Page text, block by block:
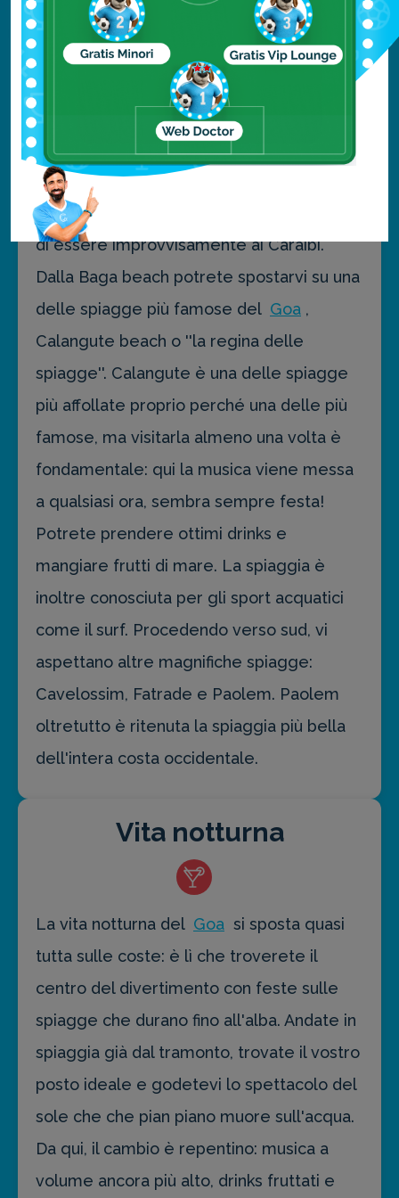
che lo ha reso famoso, ovvero sabbia
bianca e finissima, natura rigogliosa, mare
caldo e yoga. Iniziate il vostro tour da
Colva beach, un paradiso incontaminato
per poi spostarvi su Baga beach la quale
non dimenticherete mai per le altissime
palme che le fanno da contorno, sembra
di essere improvvisamente ai Caraibi.
Dalla Baga beach potrete spostarvi su una
delle spiagge più famose del Goa ,
Calangute beach o ''la regina delle
spiagge''. Calangute è una delle spiagge
più affollate proprio perché una delle più
famose, ma visitarla almeno una volta è
fondamentale: qui la musica viene messa
a qualsiasi ora, sembra sempre festa!
Potrete prendere ottimi drinks e
mangiare frutti di mare. La spiaggia è
inoltre conosciuta per gli sport acquatici
come il surf. Procedendo verso sud, vi
aspettano altre magnifiche spiagge:
Cavelossim, Fatrade e Paolem. Paolem
oltretutto è ritenuta la spiaggia più bella
dell'intera costa occidentale.
Vita notturna
La vita notturna del Goa si sposta quasi
tutta sulle coste: è lì che troverete il
centro del divertimento con feste sulle
spiagge che durano fino all'alba. Andate in
spiaggia già dal tramonto, trovate il vostro
posto ideale e godetevi lo spettacolo del
sole che che pian piano muore sull'acqua.
Da qui, il cambio è repentino: musica a
volume ancora più alto, drinks fruttati e